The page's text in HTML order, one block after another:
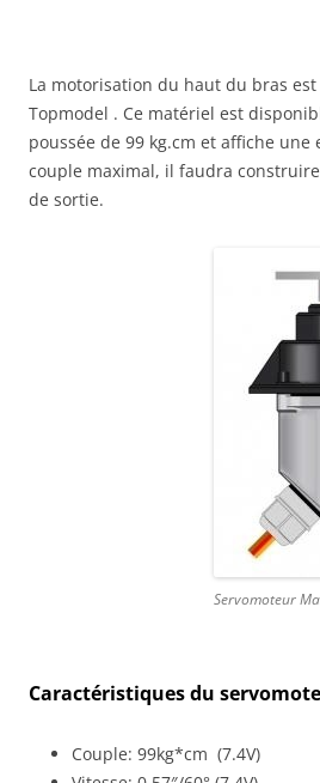
La motorisation du haut du bras
Topmodel . Ce matériel est
poussée de 99 kg.cm et affiche
couple maximal, il faudra
de sortie.
Servomoteur
Caractéristiques du
Couple: 99kg*cm (7.4V)